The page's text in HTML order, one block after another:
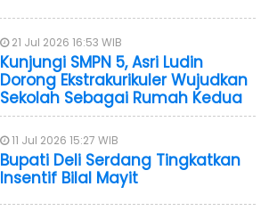
21 Jul 2026 16:53 WIB
Kunjungi SMPN 5, Asri Ludin
Dorong Ekstrakurikuler Wujudkan
Sekolah Sebagai Rumah Kedua
11 Jul 2026 15:27 WIB
Bupati Deli Serdang Tingkatkan
Insentif Bilal Mayit